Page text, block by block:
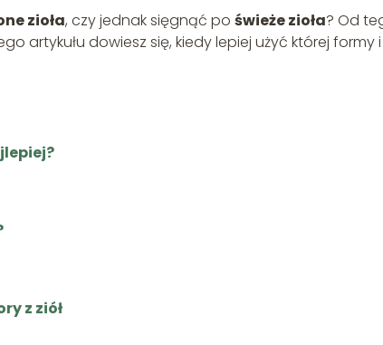
zioła, czy jednak sięgnąć po świeże zioła? Od
artykułu dowiesz się, kiedy lepiej użyć której formy
z ziół